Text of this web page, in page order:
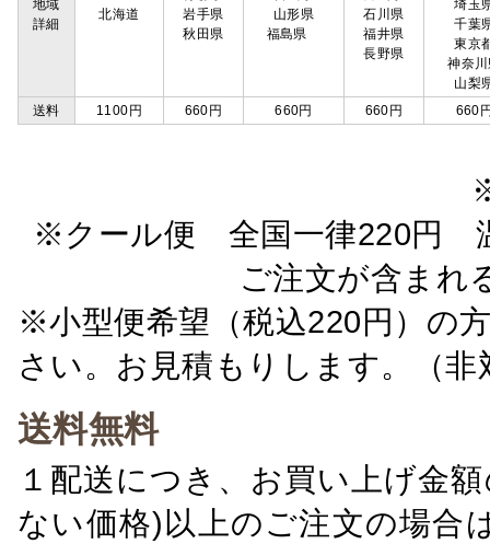
地域
詳細
北海道
岩手県
秋田県
山形県
福島県
石川県
福井県
長野県
埼玉
千葉
東京
神奈
山梨
送料
1100円 660円 660円 660円 660
※クール便 全国一律220円
ご注文が含ま
※小型便希望（税込220円）の
さい。お見積もりします。（非
送料無料
１配送につき、お買い上げ金
ない価格)以上のご注文の場合